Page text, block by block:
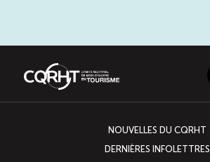
NOUVELLES DU CQRHT
DERNIÈRES INFOLETTRES